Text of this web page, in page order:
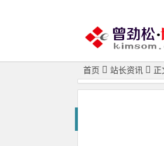
首页 站长资讯 正